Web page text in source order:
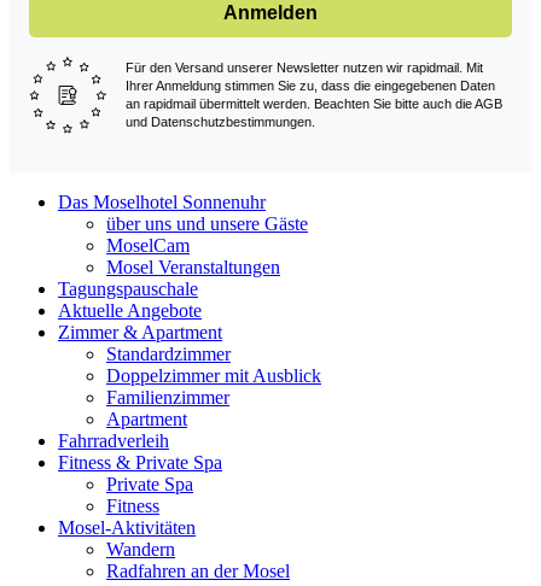
Anmelden
Für den Versand unserer Newsletter nutzen wir rapidmail. Mit
Ihrer Anmeldung stimmen Sie zu, dass die eingegebenen Daten
an rapidmail übermittelt werden. Beachten Sie bitte auch die AGB
und Datenschutzbestimmungen.
Das Moselhotel Sonnenuhr
über uns und unsere Gäste
MoselCam
Mosel Veranstaltungen
Tagungspauschale
Aktuelle Angebote
Zimmer & Apartment
Standardzimmer
Doppelzimmer mit Ausblick
Familienzimmer
Apartment
Fahrradverleih
Fitness & Private Spa
Private Spa
Fitness
Mosel-Aktivitäten
Wandern
Radfahren an der Mosel